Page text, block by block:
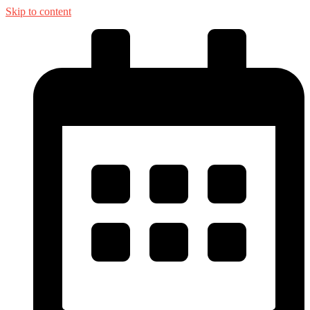
Skip to content